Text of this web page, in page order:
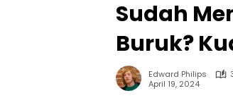
Sudah
Buruk?
Edward Philips
April 19, 2024